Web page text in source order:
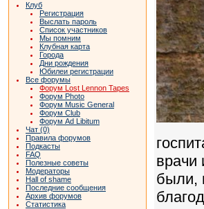
Клуб
Регистрация
Выслать пароль
Список участников
Мы помним
Клубная карта
Города
Дни рождения
Юбилеи регистрации
Все форумы
Форум Lost Lennon Tapes
Форум Photo
Форум Music General
Форум Club
Форум Ad Libitum
Чат (0)
Правила форумов
Подкасты
FAQ
Полезные советы
Модераторы
Hall of shame
Последние сообщения
Архив форумов
Статистика
врачи
были,